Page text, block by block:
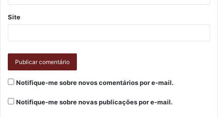
Site
Notifique-me sobre novos comentários por e-mail.
Notifique-me sobre novas publicações por e-mail.